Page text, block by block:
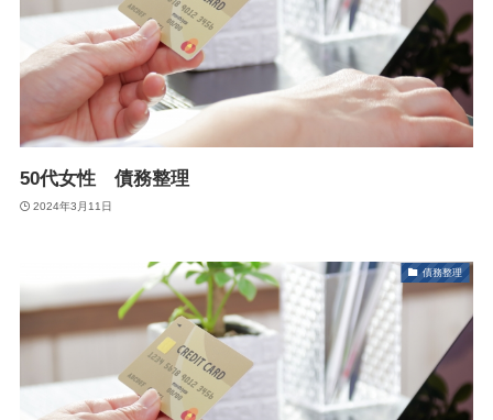
50代女性 債務整理
2024年3月11日
債務整理